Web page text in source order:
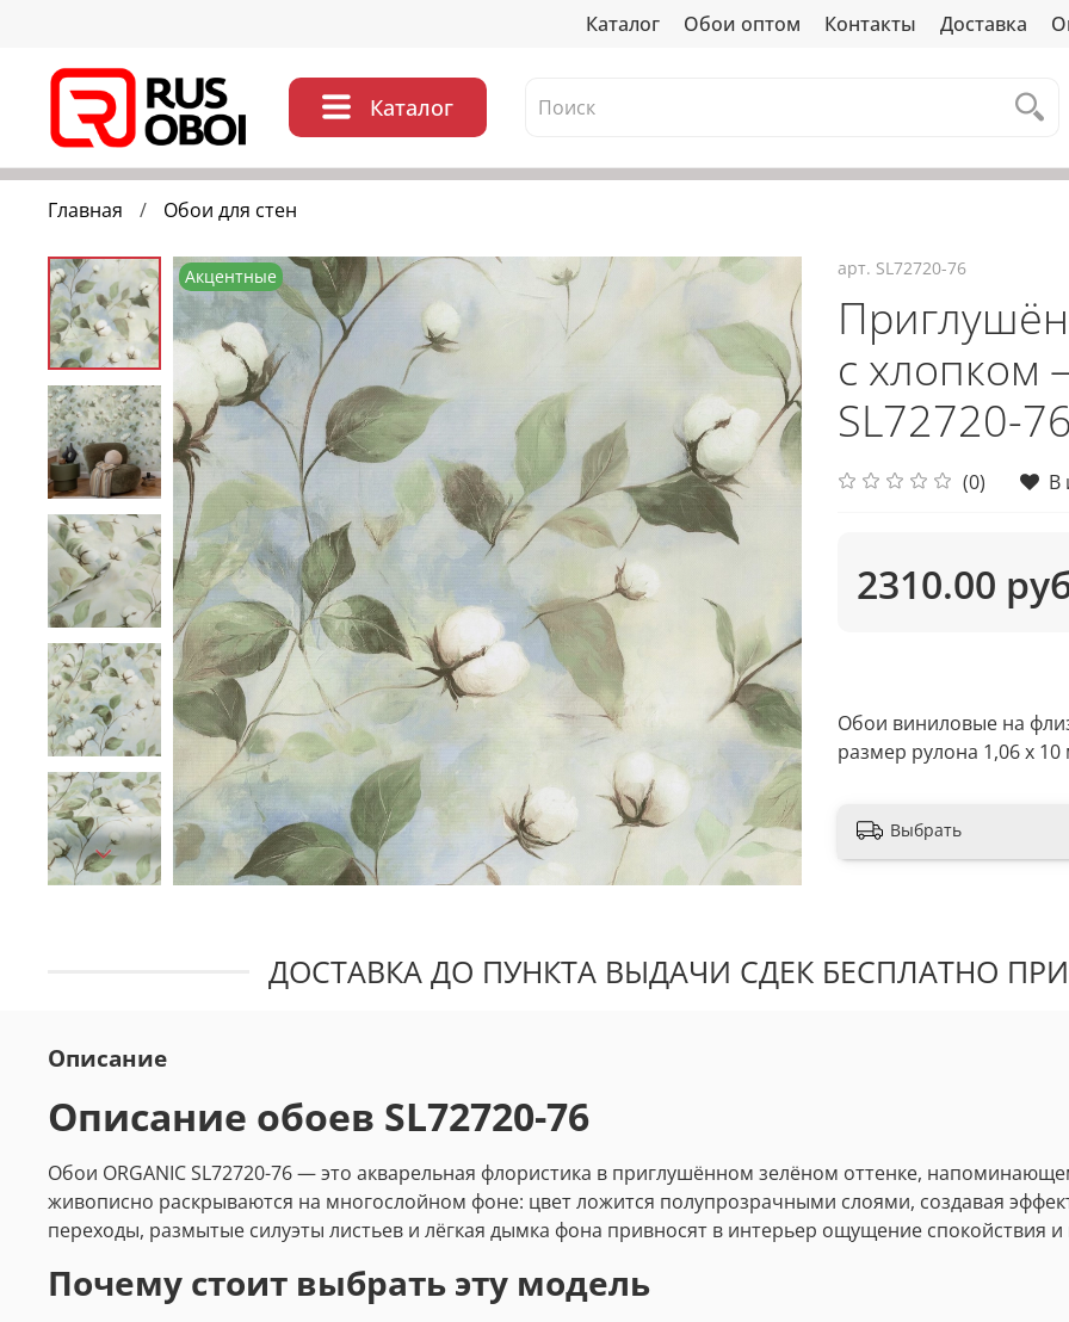
Каталог Обои оптом Контакты Доставка
Каталог
Главная Обои для стен
Акцентные арт. SL72720-76
с хлопком
SL72720-
(0) В
2310.00
Обои виниловые на
размер рулона 1,06 х
Выбрать
ДОСТАВКА ДО ПУНКТА ВЫДАЧИ СДЕК БЕСПЛАТНО ПРИ
Описание
Описание обоев SL72720-76
Обои ORGANIC SL72720-76 — это акварельная флористика в приглушённом зелёном оттенке,
живописно раскрываются на многослойном фоне: цвет ложится полупрозрачными слоями, создавая
переходы, размытые силуэты листьев и лёгкая дымка фона привносят в интерьер ощущение спокойствия
Почему стоит выбрать эту модель